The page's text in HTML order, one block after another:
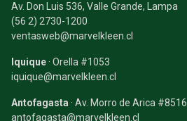
Av. Don Luis 536, Valle Grande, Lampa
(56 2) 2730-1200
ventasweb@marvelkleen.cl
Iquique · Orella #1053
iquique@marvelkleen.cl
Antofagasta · Av. Morro de Arica #8516
antofagasta@marvelkleen.cl